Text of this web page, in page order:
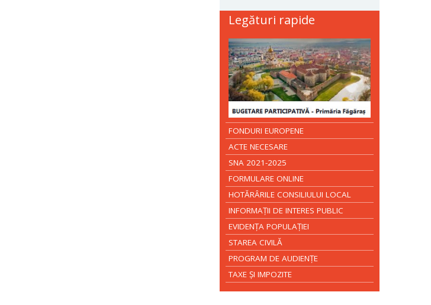
Legături rapide
FONDURI EUROPENE
ACTE NECESARE
SNA 2021-2025
FORMULARE ONLINE
HOTĂRÂRILE CONSILIULUI LOCAL
INFORMAŢII DE INTERES PUBLIC
EVIDENŢA POPULAŢIEI
STAREA CIVILĂ
PROGRAM DE AUDIENŢE
TAXE ŞI IMPOZITE